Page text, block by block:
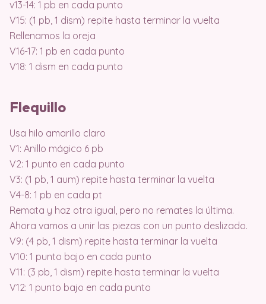
v13-14: 1 pb en cada punto
V15: (1 pb, 1 dism) repite hasta terminar la vuelta
Rellenamos la oreja
V16-17: 1 pb en cada punto
V18: 1 dism en cada punto
Flequillo
Usa hilo amarillo claro
V1: Anillo mágico 6 pb
V2: 1 punto en cada punto
V3: (1 pb, 1 aum) repite hasta terminar la vuelta
V4-8: 1 pb en cada pt
Remata y haz otra igual, pero no remates la última.
Ahora vamos a unir las piezas con un punto deslizado.
V9: (4 pb, 1 dism) repite hasta terminar la vuelta
V10: 1 punto bajo en cada punto
V11: (3 pb, 1 dism) repite hasta terminar la vuelta
V12: 1 punto bajo en cada punto